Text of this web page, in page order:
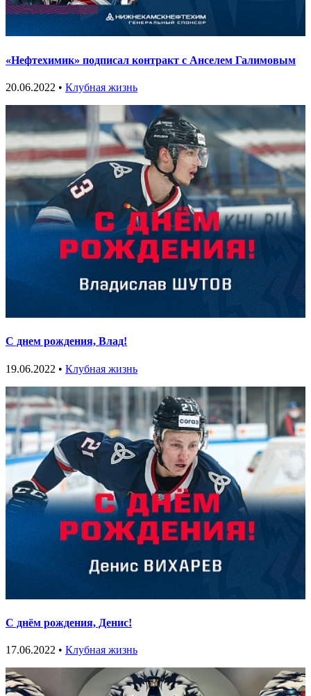
«Нефтехимик» подписал контракт с Анселем Галимовым
20.06.2022 • Клубная жизнь
С днем рождения, Влад!
19.06.2022 • Клубная жизнь
С днём рождения, Денис!
17.06.2022 • Клубная жизнь